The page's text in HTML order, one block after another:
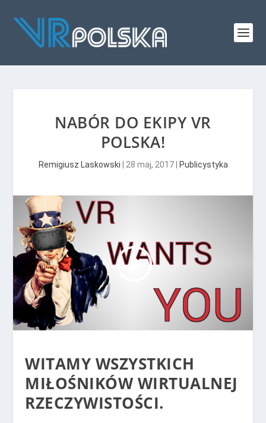
NABÓR DO EKIPY VR
POLSKA!
Remigiusz Laskowski 28 maj, 2017| Publicystyka
WITAMY WSZYSTKICH
MIŁOŚNIKÓW WIRTUALNEJ
RZECZYWISTOŚCI.